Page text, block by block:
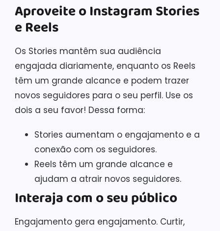
Aproveite o Instagram Stories
e Reels
Os Stories mantêm sua audiência
engajada diariamente, enquanto os Reels
têm um grande alcance e podem trazer
novos seguidores para o seu perfil. Use os
dois a seu favor! Dessa forma:
Stories aumentam o engajamento e a
conexão com os seguidores.
Reels têm um grande alcance e
ajudam a atrair novos seguidores.
Interaja com o seu público
Engajamento gera engajamento. Curtir,